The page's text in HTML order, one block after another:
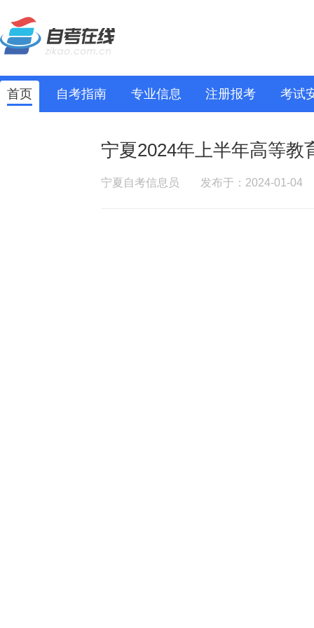
首页 自考指南 专业信息 注册报考 考试
宁夏2024年上半年高等教
宁夏自考信息员 发布于：2024-01-04